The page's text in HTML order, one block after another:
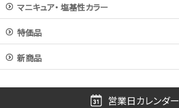
マニキュア・ 塩基性カラー
特価品
新商品
営業日カレンダー